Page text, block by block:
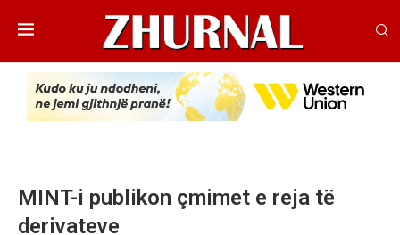
MINT-i publikon çmimet e reja të
derivateve